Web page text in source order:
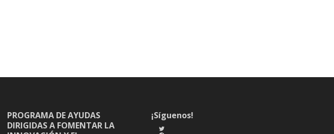
PROGRAMA DE AYUDAS
DIRIGIDAS A FOMENTAR LA
¡Síguenos!
Twitter